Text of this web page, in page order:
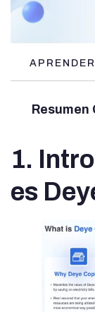
Resumen
1.
es